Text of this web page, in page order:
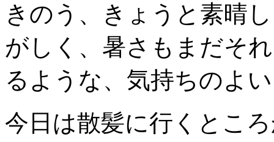
きのう、きょうと素晴
がしく、暑さもまだそ
るような、気持ちのよ
今日は散髪に行くとこ